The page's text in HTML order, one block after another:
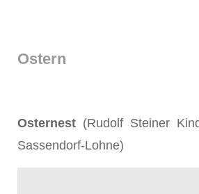
Ostern
Osternest (Rudolf Steiner
Sassendorf-Lohne)